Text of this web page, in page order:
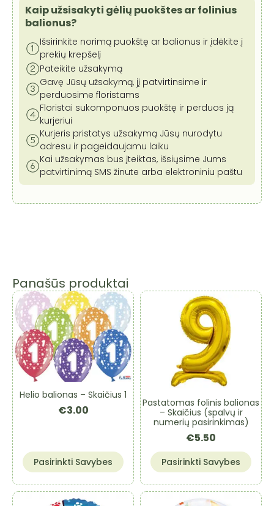
žalias,
92
cm
Kaip užsisakyti gėlių puokštes ar folinius
balionus?
Išsirinkite norimą puokštę ar balionus ir įdėkite į
prekių krepšelį
Pateikite užsakymą
Gavę Jūsų užsakymą, jį patvirtinsime ir
perduosime floristams
Floristai sukomponuos puokštę ir perduos ją
kurjeriui
Kurjeris pristatys užsakymą Jūsų nurodytu
adresu ir pageidaujamu laiku
Kai užsakymas bus įteiktas, išsiųsime Jums
patvirtinimą SMS žinute arba elektroniniu paštu
Panašūs produktai
Helio balionas – Skaičius 1
€3.00
Pasirinkti Savybes
This
product
has
multiple
Pastatomas folinis balionas
– Skaičius (spalvų ir
numerių pasirinkimas)
€5.50
Pasirinkti Savybes
This
product
has
multiple